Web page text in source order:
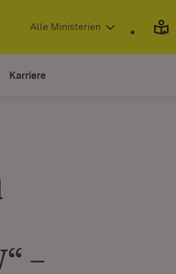
in neuem Fenster)
Alle Ministerien
Karriere
–